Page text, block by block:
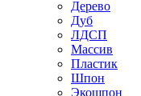
Дерево
Дуб
ЛДСП
Массив
Пластик
Шпон
Экошпон